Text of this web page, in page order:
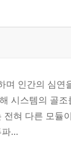
뜨거운 리듬 사
작가일지도 모
공학
회로의 미학
며 인간의 심연
시스템의 골
혀 다른 모듈
...